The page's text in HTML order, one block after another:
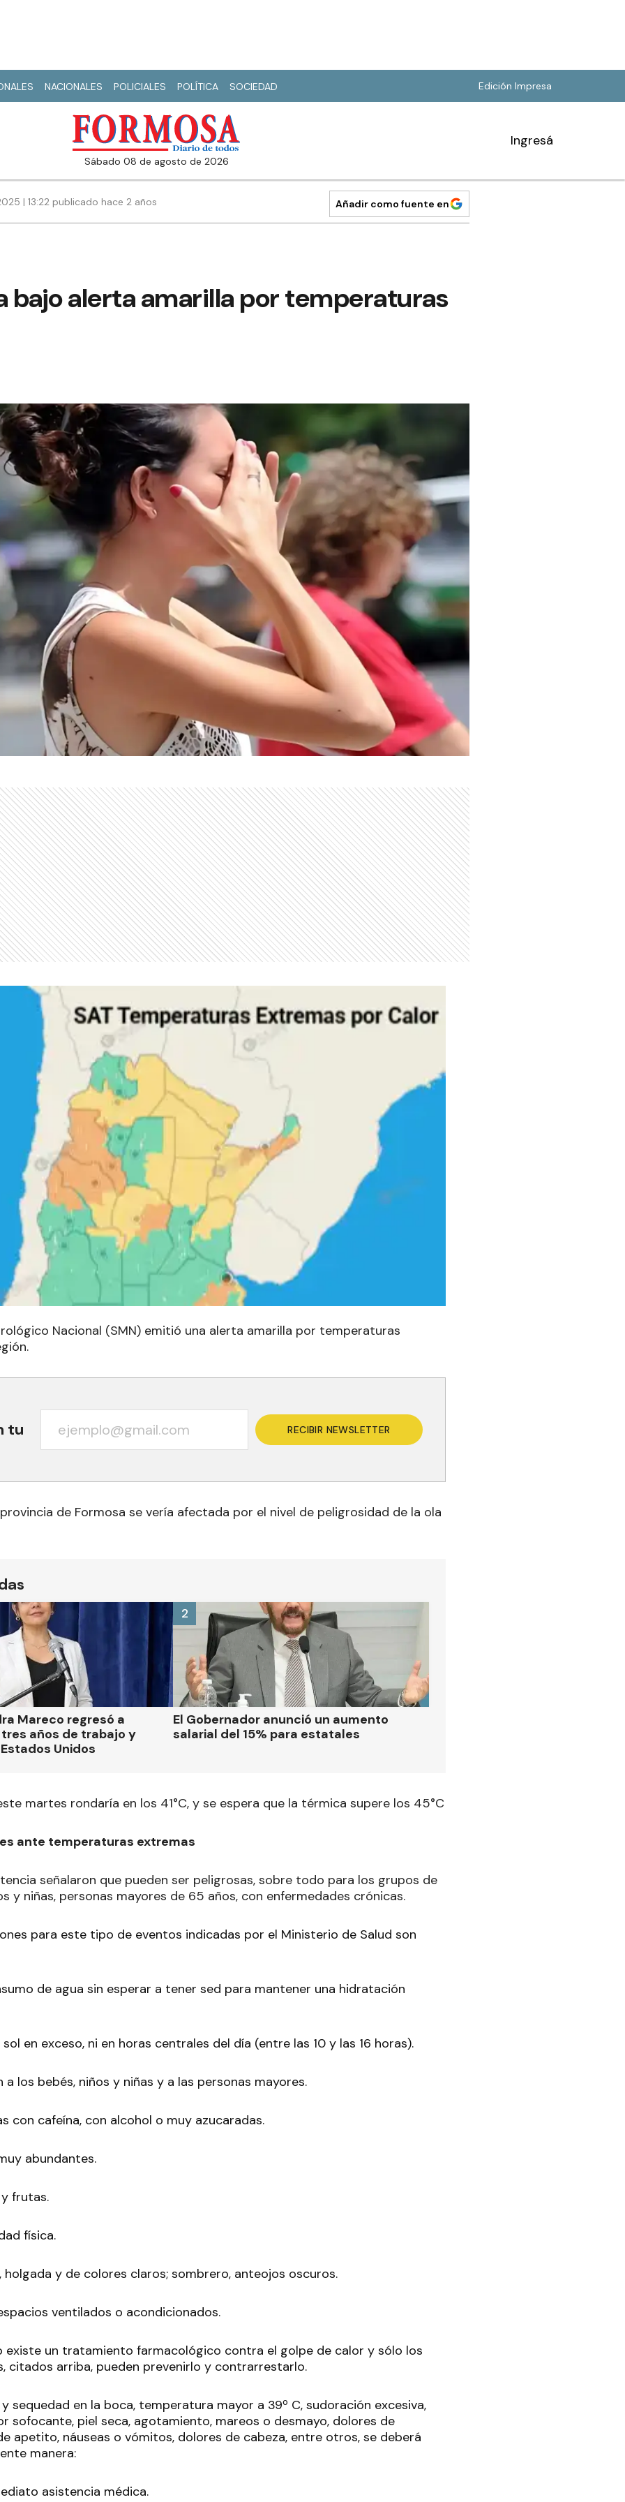
NACIONALES POLICIALES POLÍTICA SOCIEDAD Edición Impresa
sábado 08 de agosto de 2026
Ingresá
| 13:22 publicado hace 2 años Añadir como fuente en
bajo alerta amarilla por temperaturas
Nacional (SMN) emitió una alerta amarilla por temperaturas
tu RECIBIR NEWSLETTER
de Formosa se vería afectada por el nivel de peligrosidad de la ola
Mareco regresó a
años de trabajo y
Unidos
El Gobernador anunció un aumento
salarial del 15% para estatales
2
martes rondaría en los 41°C, y se espera que la térmica supere los 45°C
ante temperaturas extremas
señalaron que pueden ser peligrosas, sobre todo para los grupos de
y niñas, personas mayores de 65 años, con enfermedades crónicas.
para este tipo de eventos indicadas por el Ministerio de Salud son
de agua sin esperar a tener sed para mantener una hidratación
en exceso, ni en horas centrales del día (entre las 10 y las 16 horas).
los bebés, niños y niñas y a las personas mayores.
con cafeína, con alcohol o muy azucaradas.
abundantes.
frutas.
física.
holgada y de colores claros; sombrero, anteojos oscuros.
ventilados o acondicionados.
existe un tratamiento farmacológico contra el golpe de calor y sólo los
citados arriba, pueden prevenirlo y contrarrestarlo.
sequedad en la boca, temperatura mayor a 39º C, sudoración excesiva,
sofocante, piel seca, agotamiento, mareos o desmayo, dolores de
apetito, náuseas o vómitos, dolores de cabeza, entre otros, se deberá
manera:
asistencia médica.